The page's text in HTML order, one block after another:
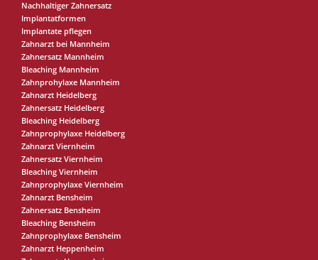
Nachhaltiger Zahnersatz
Implantatformen
Implantate pflegen
Zahnarzt bei Mannheim
Zahnersatz Mannheim
Bleaching Mannheim
Zahnprohylaxe Mannheim
Zahnarzt Heidelberg
Zahnersatz Heidelberg
Bleaching Heidelberg
Zahnprophylaxe Heidelberg
Zahnarzt Viernheim
Zahnersatz Viernheim
Bleaching Viernheim
Zahnprophylaxe Viernheim
Zahnarzt Bensheim
Zahnersatz Bensheim
Bleaching Bensheim
Zahnprophylaxe Bensheim
Zahnarzt Heppenheim